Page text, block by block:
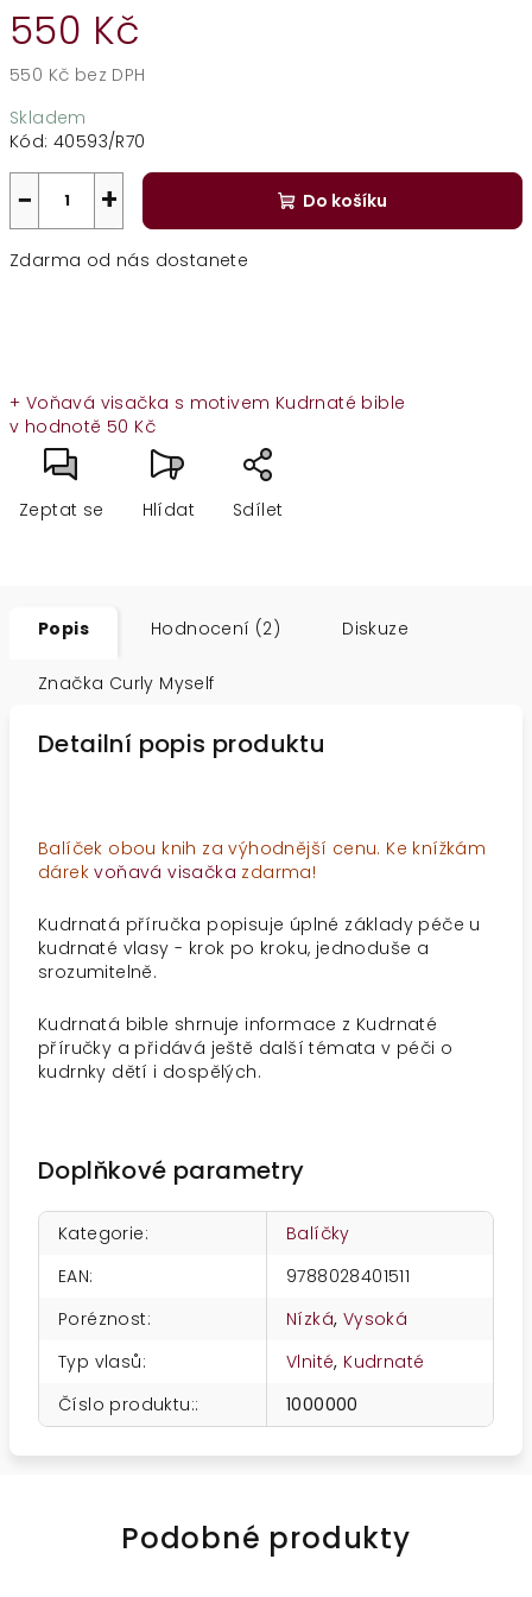
550 Kč
550 Kč bez DPH
cena:
Skladem
Kód: 40593/R70
+
− Do košíku
Zdarma od nás dostanete
+ Voňavá visačka s motivem Kudrnaté bible
v hodnotě 50 Kč
Zeptat se Hlídat Sdílet
Popis Hodnocení (2) Diskuze
Značka Curly Myself
Detailní popis produktu
Balíček obou knih za výhodnější cenu. Ke knížkám
dárekvoňavá visačka zdarma!
Kudrnatá příručka popisuje úplné základy péče u
kudrnaté vlasy - krok po kroku, jednoduše a
srozumitelně.
Kudrnatá bible shrnuje informace z Kudrnaté
příručky a přidává ještě další témata v péči o
kudrnky dětí i dospělých.
Doplňkové parametry
Kategorie:
Balíčky
EAN:
9788028401511
Poréznost: Nízká, Vysoká
Typ vlasů: Vlnité, Kudrnaté
Číslo produktu:: 1000000
Podobné produkty